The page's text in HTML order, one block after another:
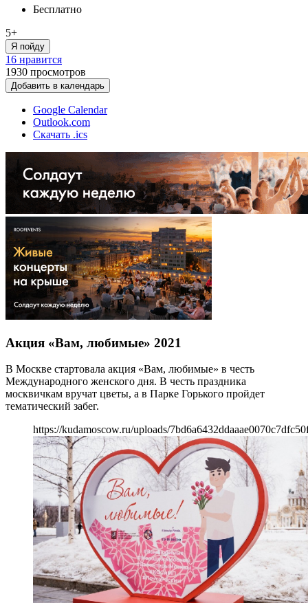
Бесплатно
5+
Я пойду
16 нравится
1930 просмотров
Добавить в календарь
Google Calendar
Outlook.com
Скачать .ics
Акция «Вам, любимые» 2021
В Москве стартовала акция «Вам, любимые» в честь
Международного женского дня. В честь праздника
москвичкам вручат цветы, а в Парке Горького пройдет
тематический забег.
https://kudamoscow.ru/uploads/